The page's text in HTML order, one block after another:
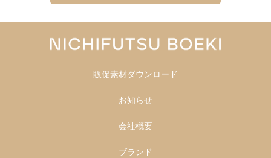
販促素材ダウンロード
お知らせ
会社概要
ブランド